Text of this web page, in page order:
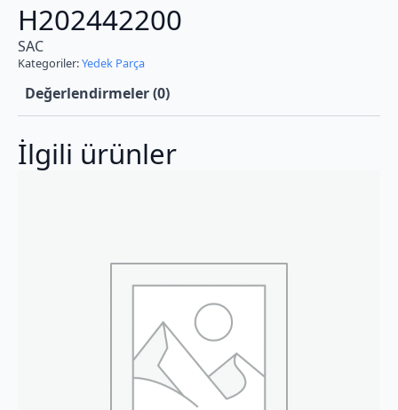
H202442200
SAC
Kategoriler:Yedek Parça
Değerlendirmeler (0)
İlgili ürünler